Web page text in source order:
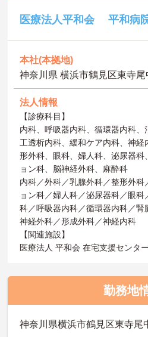
医療法人平和会 平和病
本社(本拠地)
神奈川県 横浜市鶴見区東寺尾
法人情報
【診療科目】
内科、呼吸器内科、循環器内科、
工透析内科、緩和ケア内科、神
形外科、眼科、婦人科、泌尿器
ョン科、脳神経外科、麻酔科
内科／外科／乳腺外科／整形外
ョン科／婦人科／泌尿器科／眼
科／呼吸器内科／循環器内科／
神経外科／形成外科／神経内科
【関連施設】
医療法人 平和会 在宅支援センタ
勤務地
神奈川県横浜市鶴見区東寺尾